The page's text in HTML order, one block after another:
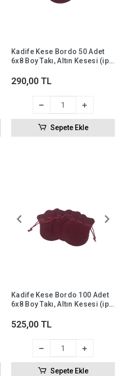
Kadife Kese Bordo 50 Adet
6x8 Boy Takı, Altın Kesesi (ipli
290,00 TL
Sepete Ekle
Kadife Kese Bordo 100 Adet
6x8 Boy Takı, Altın Kesesi (ipli
525,00 TL
Sepete Ekle